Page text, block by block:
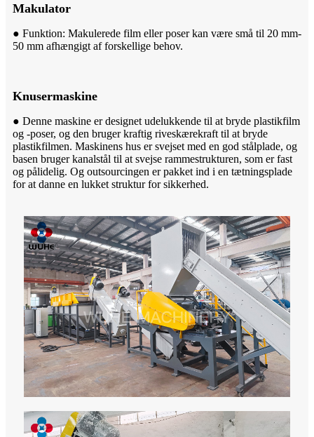
Makulator
● Funktion: Makulerede film eller poser kan være små til 20 mm-
50 mm afhængigt af forskellige behov.
Knusermaskine
● Denne maskine er designet udelukkende til at bryde plastikfilm
og -poser, og den bruger kraftig riveskærekraft til at bryde
plastikfilmen. Maskinens hus er svejset med en god stålplade, og
basen bruger kanalstål til at svejse rammestrukturen, som er fast
og pålidelig. Og outsourcingen er pakket ind i en tætningsplade
for at danne en lukket struktur for sikkerhed.